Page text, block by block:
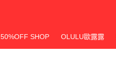
50%OFF SHOP OLULU歐露露